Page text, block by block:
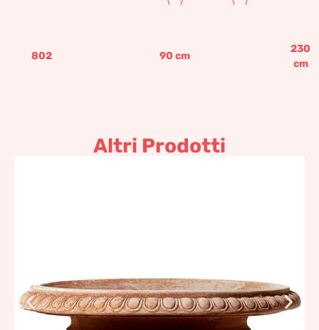
802 90 cm
230
cm
Altri Prodotti